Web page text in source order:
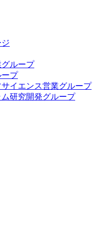
ループ
ープ
イエンス営業グループ
研究開発グループ